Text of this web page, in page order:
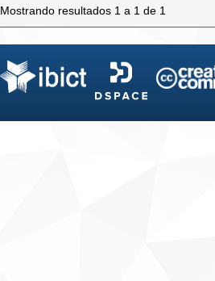
Mostrando resultados 1 a 1 de 1